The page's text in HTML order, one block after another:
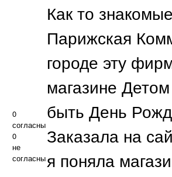
0
согласны
0
не
согласны
Как то
Парижская
городе эту
магазине
быть День
Заказала на
я поняла